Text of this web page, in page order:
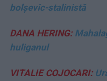
bolșevic-stalinistă
DANA HERING:
huliganul
VITALIE COJOCARI: